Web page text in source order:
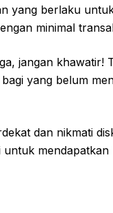
yang berlaku
minimal
jangan khawatir!
yang belum
dan nikmati